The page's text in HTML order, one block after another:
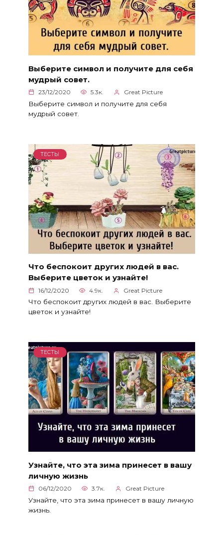
Выберите символ и получите для себя
мудрый совет.
23/12/2020 5.3к. Great Picture
Выберите символ и получите для себя
мудрый совет.
ТЕСТЫ
Что беспокоит других людей в вас.
Выберите цветок и узнайте!
16/12/2020 4.9к. Great Picture
Что беспокоит других людей в вас. Выберите
цветок и узнайте!
ТЕСТЫ
Узнайте, что эта зима принесет в вашу
личную жизнь
06/12/2020 3.7к. Great Picture
Узнайте, что эта зима принесет в вашу личную
жизнь.